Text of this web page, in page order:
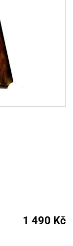
1 490 Kč